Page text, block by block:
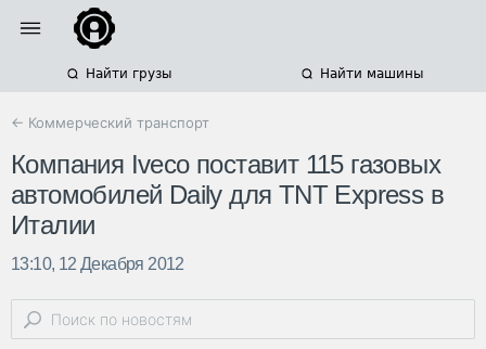
Найти грузы Найти машины
← Коммерческий транспорт
Компания Iveco поставит 115 газовых
автомобилей Daily для TNT Express в
Италии
13:10, 12 Декабря 2012